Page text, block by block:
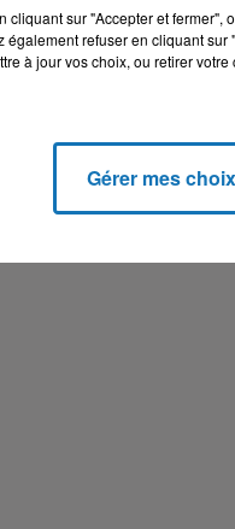
cliquant sur "Accepter et
également refuser en cliquant
à jour vos choix, ou retirer
Gérer mes choix